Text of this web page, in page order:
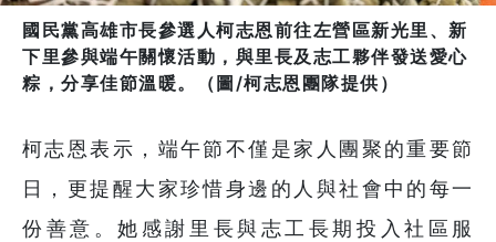
國民黨高雄市長參選人柯志恩前往左營區新光里、新
下里參與端午關懷活動，與里長及志工夥伴發送愛心
粽，分享佳節溫暖。（圖/柯志恩團隊提供）
柯志恩表示，端午節不僅是家人團聚的重要節
日，更提醒大家珍惜身邊的人與社會中的每一
份善意。她感謝里長與志工長期投入社區服